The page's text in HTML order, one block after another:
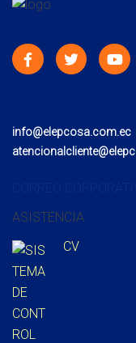
info@elepcosa.com.ec
ASISTENCIA
CV